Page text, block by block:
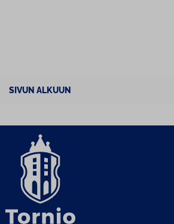
SIVUN ALKUUN